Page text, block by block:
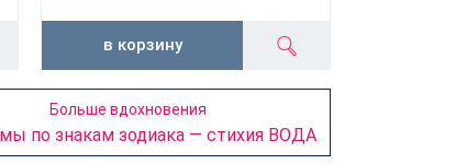
в корзину
Больше вдохновения
по знакам зодиака — стихия ВОДА